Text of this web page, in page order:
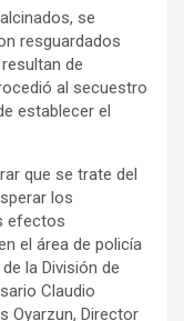
se
resguardados
de
al secuestro
establecer el
que se trate del
los
efectos
el área de policía
la División de
Claudio
Oyarzun, Director